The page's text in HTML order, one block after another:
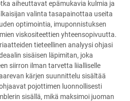
aiheuttavat epämukavia kulmia ja
valinta tasapainottaa useita
optimointia, imuponnistuksen
viskositeettien yhteensopivuutta.
tieteellinen analyysi ohjasi
sisäisen läpimitan, joka
siirron ilman tarvetta liialliselle
kärjen suunnittelu sisältää
pojottimen luonnollisesti
sisällä, mikä maksimoi juoman